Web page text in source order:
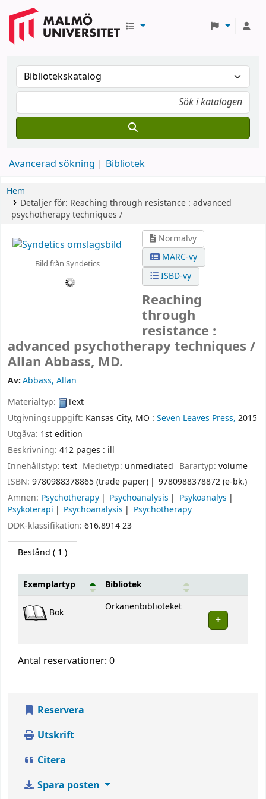
Avancerad sökning Bibliotek
Hem
Detaljer för: Reaching through resistance : advanced
psychotherapy techniques /
Bild från Syndetics
Normalvy
MARC-vy
ISBD-vy
Reaching
through
resistance :
advanced psychotherapy techniques /
Allan Abbass, MD.
Av:Abbass, Allan
Materialtyp:
Text
Utgivningsuppgift: Kansas City, MO : Seven Leaves Press, 2015
Utgåva: 1st edition
Beskrivning: 412 pages : ill
Innehållstyp: text Medietyp: unmediated Bärartyp: volume
ISBN: 9780988378865 (trade paper)
9780988378872 (e-bk.)
Ämnen: Psychotherapy Psychoanalysis
Psykoanalys
Psykoterapi
Psychoanalysis
Psychotherapy
DDK-klassifikation: 616.8914 23
Bestånd ( 1 )
Bestånd
Exemplartyp Bibliotek
Bok Orkanenbiblioteket
Antal reservationer: 0
Reservera
Utskrift
Citera
Spara posten